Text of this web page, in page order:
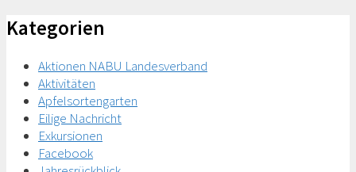
Kategorien
Aktionen NABU Landesverband
Aktivitäten
Apfelsortengarten
Eilige Nachricht
Exkursionen
Facebook